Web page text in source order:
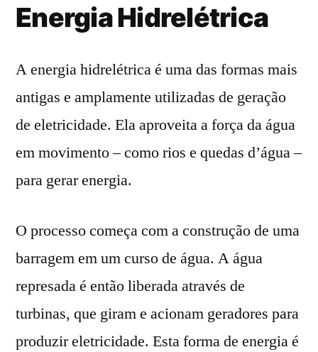
Energia Hidrelétrica
A energia hidrelétrica é uma das formas mais
antigas e amplamente utilizadas de geração
de eletricidade. Ela aproveita a força da água
em movimento – como rios e quedas d’água –
para gerar energia.
O processo começa com a construção de uma
barragem em um curso de água. A água
represada é então liberada através de
turbinas, que giram e acionam geradores para
produzir eletricidade. Esta forma de energia é